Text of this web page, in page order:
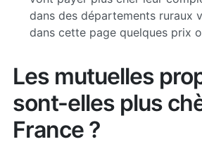
dans des départements ruraux
dans cette page quelques prix
Les mutuelles
sont-elles plus
France ?